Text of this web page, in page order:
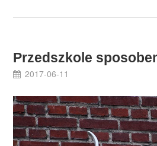
Przedszkole
2017-06-11